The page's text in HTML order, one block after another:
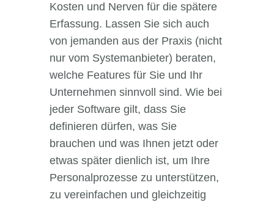
Kosten und Nerven für die spätere
Erfassung. Lassen Sie sich auch
von jemanden aus der Praxis (nicht
nur vom Systemanbieter) beraten,
welche Features für Sie und Ihr
Unternehmen sinnvoll sind. Wie bei
jeder Software gilt, dass Sie
definieren dürfen, was Sie
brauchen und was Ihnen jetzt oder
etwas später dienlich ist, um Ihre
Personalprozesse zu unterstützen,
zu vereinfachen und gleichzeitig